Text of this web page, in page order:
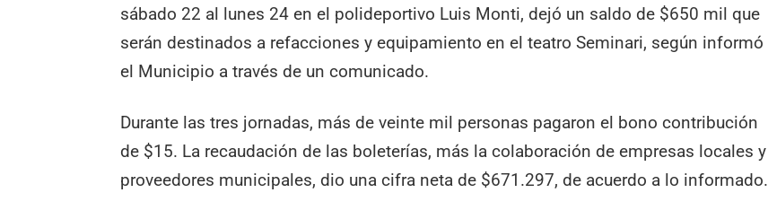
sábado 22 al lunes 24 en el polideportivo Luis Monti, dejó un saldo de $650 mil que
serán destinados a refacciones y equipamiento en el teatro Seminari, según informó
el Municipio a través de un comunicado.
Durante las tres jornadas, más de veinte mil personas pagaron el bono contribución
de $15. La recaudación de las boleterías, más la colaboración de empresas locales y
proveedores municipales, dio una cifra neta de $671.297, de acuerdo a lo informado.